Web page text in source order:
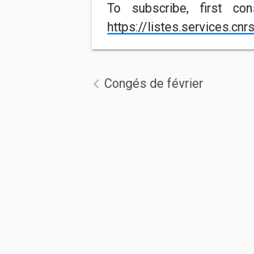
To subscribe, first
https://
Navigation de
Congés de février